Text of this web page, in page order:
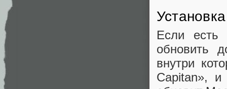
Если есть
обновить
внутри
Capitan», и